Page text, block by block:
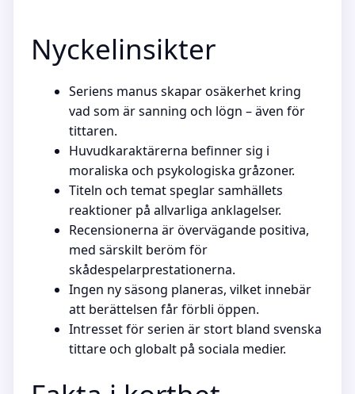
Nyckelinsikter
Seriens manus skapar osäkerhet kring
vad som är sanning och lögn – även för
tittaren.
Huvudkaraktärerna befinner sig i
moraliska och psykologiska gråzoner.
Titeln och temat speglar samhällets
reaktioner på allvarliga anklagelser.
Recensionerna är övervägande positiva,
med särskilt beröm för
skådespelarprestationerna.
Ingen ny säsong planeras, vilket innebär
att berättelsen får förbli öppen.
Intresset för serien är stort bland svenska
tittare och globalt på sociala medier.